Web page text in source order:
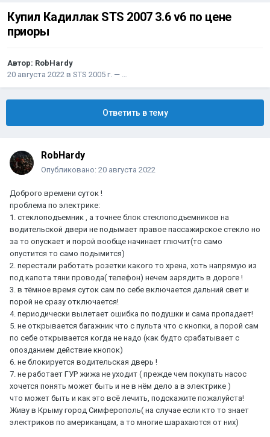
Купил Кадиллак STS 2007 3.6 v6 по цене
приоры
Автор: RobHardy
20 августа 2022 в STS 2005 г. — …
Ответить в тему
RobHardy
Опубликовано: 20 августа 2022
Доброго времени суток !
проблема по электрике:
1. стеклоподъемник , а точнее блок стеклоподъемников на
водительской двери не подымает правое пассажирское стекло но
за то опускает и порой вообще начинает глючит(то само
опустится то само подымится)
2. перестали работать розетки какого то хрена, хоть напрямую из
под капота тяни провода( телефон) нечем зарядить в дороге !
3. в тёмное время суток сам по себе включается дальний свет и
порой не сразу отключается!
4. периодически вылетает ошибка по подушки и сама пропадает!
5. не открывается багажник что с пульта что с кнопки, а порой сам
по себе открывается когда не надо (как будто срабатывает с
опозданием действие кнопок)
6. не блокируется водительская дверь !
7. не работает ГУР жижа не уходит ( прежде чем покупать насос
хочется понять может быть и не в нём дело а в электрике )
что может быть и как это всё лечить, подскажите пожалуйста!
Живу в Крыму город Симферополь( на случае если кто то знает
электриков по американцам, а то многие шарахаются от них)